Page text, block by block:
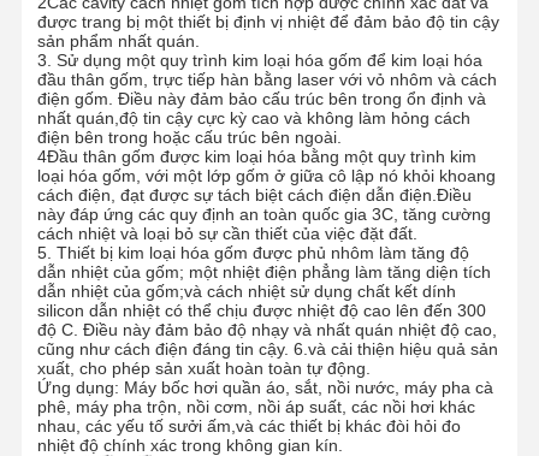
được trang bị một thiết bị định vị nhiệt để đảm bảo độ tin cậy
sản phẩm nhất quán.
3. Sử dụng một quy trình kim loại hóa gốm để kim loại hóa
đầu thân gốm, trực tiếp hàn bằng laser với vỏ nhôm và cách
điện gốm. Điều này đảm bảo cấu trúc bên trong ổn định và
nhất quán,độ tin cậy cực kỳ cao và không làm hỏng cách
điện bên trong hoặc cấu trúc bên ngoài.
4Đầu thân gốm được kim loại hóa bằng một quy trình kim
loại hóa gốm, với một lớp gốm ở giữa cô lập nó khỏi khoang
cách điện, đạt được sự tách biệt cách điện dẫn điện.Điều
này đáp ứng các quy định an toàn quốc gia 3C, tăng cường
cách nhiệt và loại bỏ sự cần thiết của việc đặt đất.
5. Thiết bị kim loại hóa gốm được phủ nhôm làm tăng độ
dẫn nhiệt của gốm; một nhiệt điện phẳng làm tăng diện tích
dẫn nhiệt của gốm;và cách nhiệt sử dụng chất kết dính
silicon dẫn nhiệt có thể chịu được nhiệt độ cao lên đến 300
độ C. Điều này đảm bảo độ nhạy và nhất quán nhiệt độ cao,
cũng như cách điện đáng tin cậy. 6.và cải thiện hiệu quả sản
xuất, cho phép sản xuất hoàn toàn tự động.
Ứng dụng: Máy bốc hơi quần áo, sắt, nồi nước, máy pha cà
phê, máy pha trộn, nồi cơm, nồi áp suất, các nồi hơi khác
nhau, các yếu tố sưởi ấm,và các thiết bị khác đòi hỏi đo
nhiệt độ chính xác trong không gian kín.